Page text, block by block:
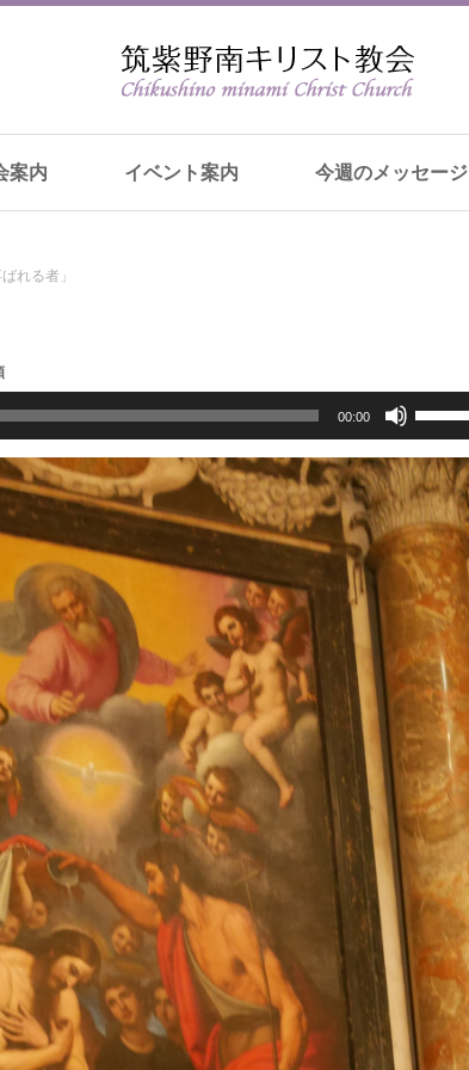
案内 イベント案内 今週のメッセージ
れる者」
00:00
ュ
ー
ム
調
節
に
は
上
下
矢
印
キ
ー
を
使
て
さ
い。